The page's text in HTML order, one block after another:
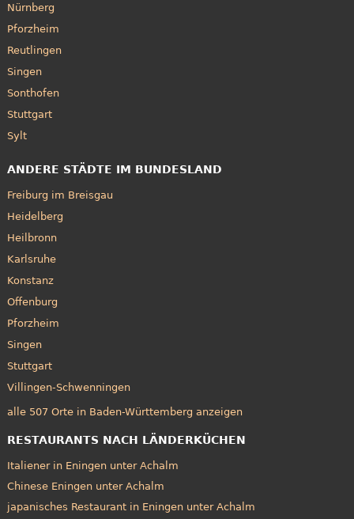
Nürnberg
Pforzheim
Reutlingen
Singen
Sonthofen
Stuttgart
Sylt
ANDERE STÄDTE IM BUNDESLAND
Freiburg im Breisgau
Heidelberg
Heilbronn
Karlsruhe
Konstanz
Offenburg
Pforzheim
Singen
Stuttgart
Villingen-Schwenningen
alle 507 Orte in Baden-Württemberg anzeigen
RESTAURANTS NACH LÄNDERKÜCHEN
Italiener in Eningen unter Achalm
Chinese Eningen unter Achalm
japanisches Restaurant in Eningen unter Achalm